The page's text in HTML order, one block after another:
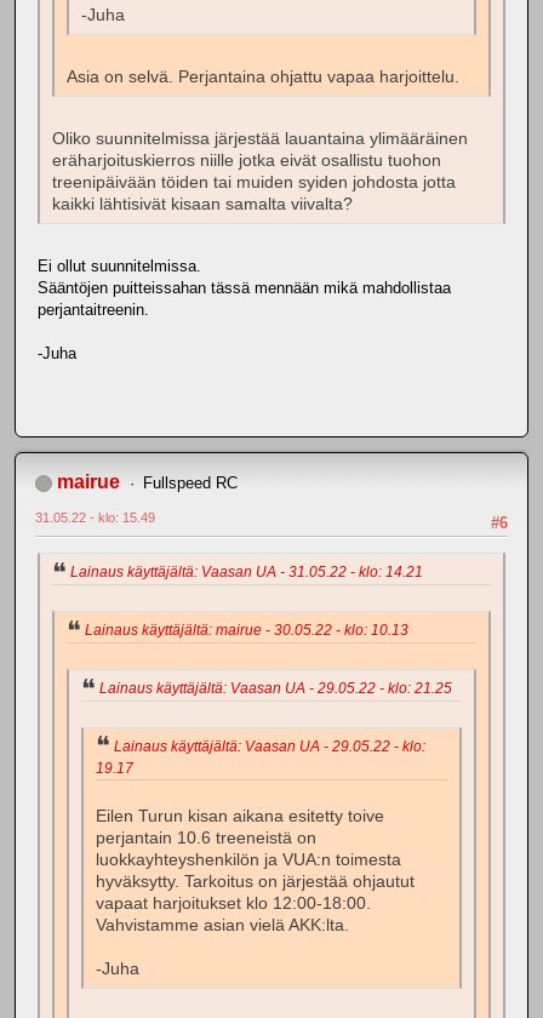
-Juha
Asia on selvä. Perjantaina ohjattu vapaa harjoittelu.
Oliko suunnitelmissa järjestää lauantaina ylimääräinen
eräharjoituskierros niille jotka eivät osallistu tuohon
treenipäivään töiden tai muiden syiden johdosta jotta
kaikki lähtisivät kisaan samalta viivalta?
Ei ollut suunnitelmissa.
Sääntöjen puitteissahan tässä mennään mikä mahdollistaa
perjantaitreenin.
-Juha
mairue Fullspeed RC
#6
31.05.22 - klo: 15.49
Lainaus käyttäjältä: Vaasan UA - 31.05.22 - klo: 14.21
Lainaus käyttäjältä: mairue - 30.05.22 - klo: 10.13
Lainaus käyttäjältä: Vaasan UA - 29.05.22 - klo: 21.25
Lainaus käyttäjältä: Vaasan UA - 29.05.22 - klo:
19.17
Eilen Turun kisan aikana esitetty toive
perjantain 10.6 treeneistä on
luokkayhteyshenkilön ja VUA:n toimesta
hyväksytty. Tarkoitus on järjestää ohjautut
vapaat harjoitukset klo 12:00-18:00.
Vahvistamme asian vielä AKK:lta.
-Juha